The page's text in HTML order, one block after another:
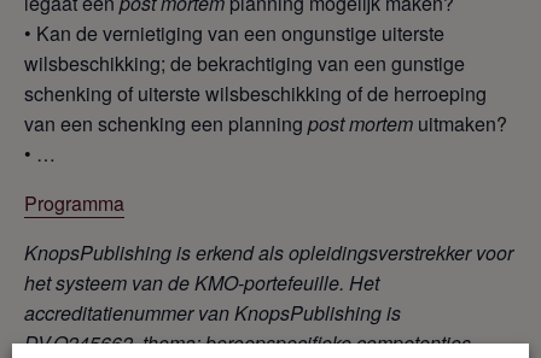
• Kan de vernietiging van een ongunstige uiterste
wilsbeschikking; de bekrachtiging van een gunstige
schenking of uiterste wilsbeschikking of de herroeping
van een schenking een planning post mortem uitmaken?
• …
Programma
KnopsPublishing is erkend als opleidingsverstrekker voor
het systeem van de KMO-portefeuille. Het
accreditatienummer van KnopsPublishing is
DV.O245662, thema: beroepspecifieke competenties